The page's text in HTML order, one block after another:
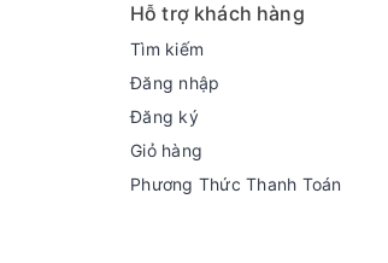
nghệ Inverter Direct Drive, máy giúp
Hỗ trợ khách hàng
Tìm kiếm
Đăng nhập
Đăng ký
Giỏ hàng
Phương Thức Thanh Toán